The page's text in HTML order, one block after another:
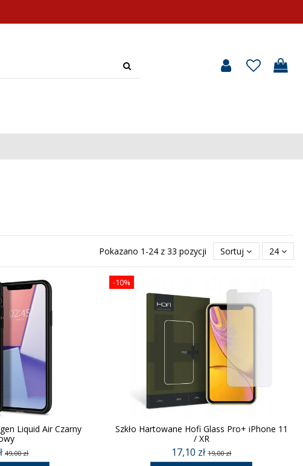
Pokazano 1-24 z 33 pozycji Sortuj 24
Liquid Air Czarny
49,00 zł
-10%
Szkło Hartowane Hofi Glass Pro+ iPhone 11
/ XR
17,10 zł19,00 zł